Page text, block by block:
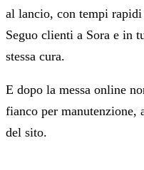
al lancio, con tempi
Seguo clienti a Sora e in
stessa cura.
E dopo la messa online
fianco per manutenzione,
del sito.